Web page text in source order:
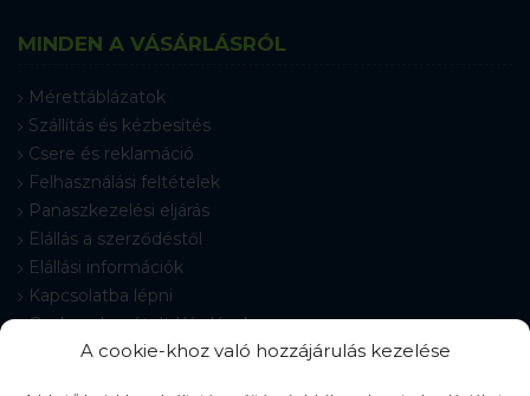
A cookie-khoz való hozzájárulás kezelése
MINDEN A VÁSÁRLÁSRÓL
Mérettáblázatok
Szállítás és kézbesítés
Csere és reklamáció
Felhasználási feltételek
Panaszkezelési eljárás
Elállás a szerződéstől
Elállási információk
Kapcsolatba lépni
Gyakran Ismételt Kérdések
Cookie-beállítások